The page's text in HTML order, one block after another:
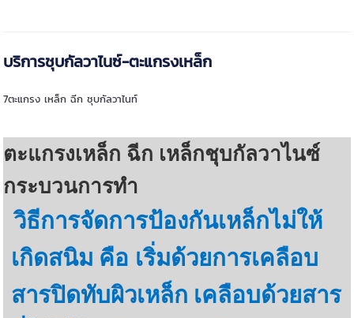
บริการชุบกัลวาไนซ์-ตะแกรงเหล็ก
7ตะแกรง เหล็ก ฉีก ชุบกัลวาไนท์
ตะแกรงเหล็ก ฉีก เหล็กชุบกัลวาไนซ์
กระบวนการทำ
วิธีการจัดการป้องกันเหล็กไม่ให้
เกิดสนิม คือ เริ่มด้วยการเคลือบ
สารปิดทับผิวเหล็ก เคลือบด้วยสาร